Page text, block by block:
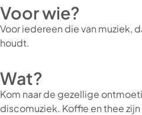
Voor wie?
Voor iedereen die van muziek,
houdt.
Wat?
Kom naar de gezellige
discomuziek. Koffie en thee